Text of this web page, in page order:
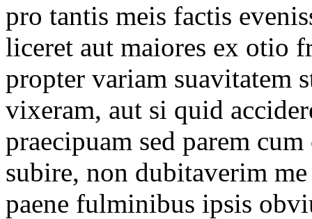
pro tantis meis factis
liceret aut maiores ex otio
propter variam suavitatem
vixeram, aut si quid
praecipuam sed parem
subire, non dubitaverim
paene fulminibus ipsis